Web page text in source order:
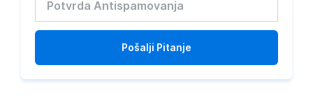
Pošalji Pitanje